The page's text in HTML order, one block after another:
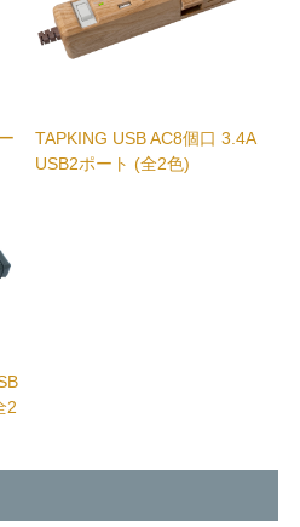
ート 全14色
ート
TAPKING USB AC8個口 3.4A
USB2ポート (全2色)
2